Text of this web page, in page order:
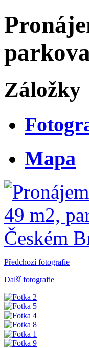
Záložky
Mapa
Předchozí fotografie
Další fotografie